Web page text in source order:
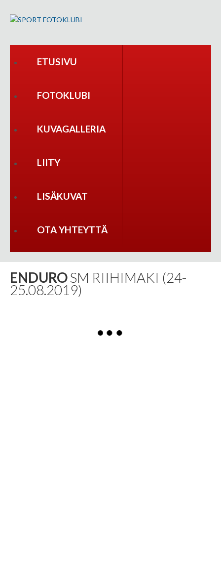
ETUSIVU
FOTOKLUBI
KUVAGALLERIA
LIITY
LISÄKUVAT
OTA YHTEYTTÄ
ENDUROSM RIIHIMAKI (24-
25.08.2019)